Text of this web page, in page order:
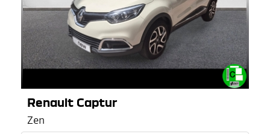
Renault Captur
Zen